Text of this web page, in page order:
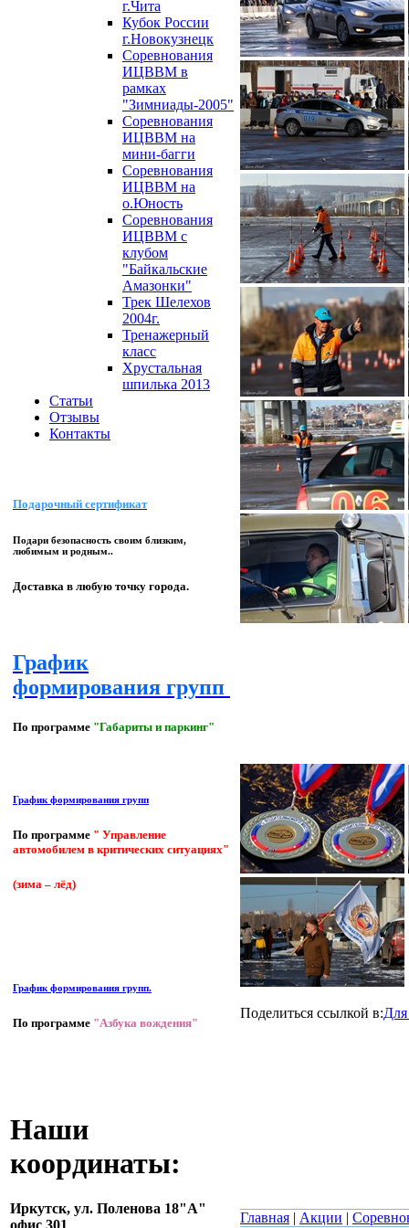
г.Чита
Кубок России
г.Новокузнецк
Соревнования
ИЦВВМ в
рамках
"Зимниады-2005"
Соревнования
ИЦВВМ на
мини-багги
Соревнования
ИЦВВМ на
о.Юность
Соревнования
ИЦВВМ с
клубом
"Байкальские
Амазонки"
Трек Шелехов
2004г.
Тренажерный
класс
Хрустальная
шпилька 2013
Статьи
Отзывы
Контакты
Подарочный сертификат
Подари безопасность своим близким,
любимым и родным..
Доставка в любую точку города.
График
формирования групп
По программе "Габариты и паркинг"
График формирования групп
По программе " Управление
автомобилем в критических ситуациях"
(зима – лёд)
График формирования групп.
По программе "Азбука вождения"
Поделиться ссылкой в:Для
Наши
координаты:
Иркутск, ул. Поленова 18"А"
офис 301
Главная | Акции |